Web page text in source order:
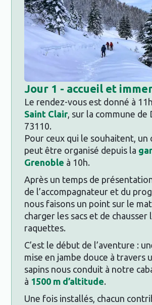
Jour 1 - accueil et
Le rendez-vous est donné à
Saint Clair, sur la commune de
73110.
Pour ceux qui le souhaitent, un
peut être organisé depuis la
Grenoble à 10h.
Après un temps de
de l’accompagnateur et du
nous faisons un point sur le
charger les sacs et de chausser
raquettes.
C’est le début de l’aventure :
mise en jambe douce à travers
sapins nous conduit à notre
à 1500 m d’altitude.
Une fois installés, chacun